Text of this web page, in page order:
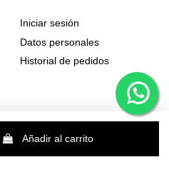
Añadir al carrito
Iniciar sesión
Datos personales
Historial de pedidos